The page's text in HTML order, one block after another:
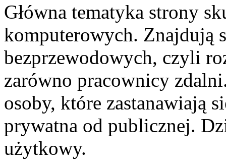
Główna tematyka strony
komputerowych. Znajdują
bezprzewodowych, czyli
zarówno pracownicy
osoby, które zastanawiają
prywatna od publicznej.
użytkowy.